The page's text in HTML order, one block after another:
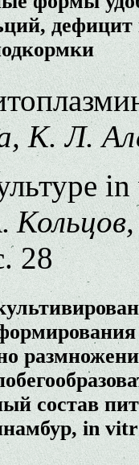
дефицит
К. Л.
28
состав
in